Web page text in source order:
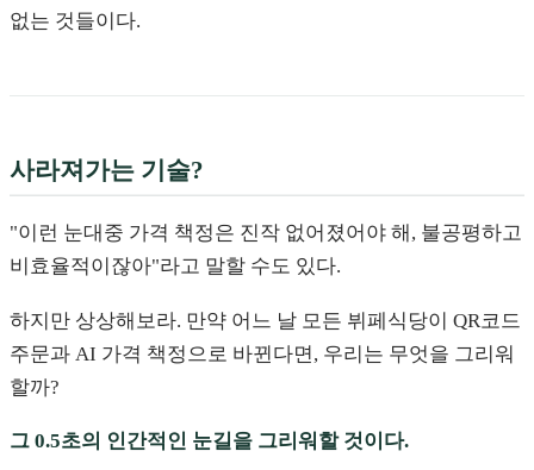
없는 것들이다.
사라져가는 기술?
"이런 눈대중 가격 책정은 진작 없어졌어야 해, 불공평하고
비효율적이잖아"라고 말할 수도 있다.
하지만 상상해보라. 만약 어느 날 모든 뷔페식당이 QR코드
주문과 AI 가격 책정으로 바뀐다면, 우리는 무엇을 그리워
할까?
그 0.5초의 인간적인 눈길을 그리워할 것이다.